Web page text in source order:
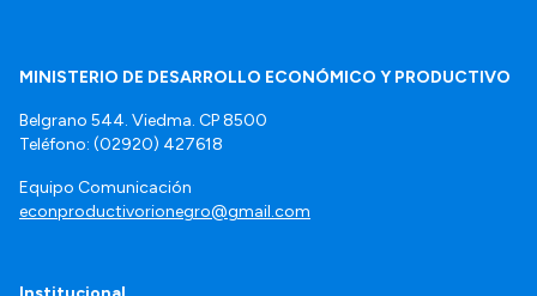
MINISTERIO DE DESARROLLO ECONÓMICO Y PRODUCTIVO
Belgrano 544. Viedma. CP 8500
Teléfono: (02920) 427618
Equipo Comunicación
econproductivorionegro@gmail.com